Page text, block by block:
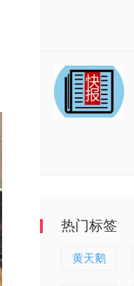
热门标签
黄天鹅